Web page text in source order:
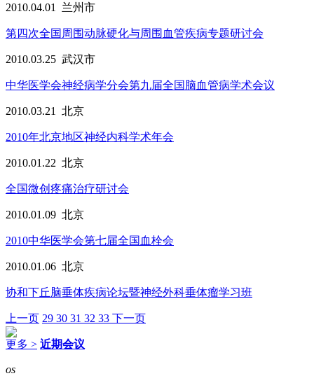
2010.04.01 兰州市
第四次全国周围动脉硬化与周围血管疾病专题研讨会
2010.03.25 武汉市
中华医学会神经病学分会第九届全国脑血管病学术会议
2010.03.21 北京
2010年北京地区神经内科学术年会
2010.01.22 北京
全国微创疼痛治疗研讨会
2010.01.09 北京
2010中华医学会第七届全国血栓会
2010.01.06 北京
协和下丘脑垂体疾病论坛暨神经外科垂体瘤学习班
上一页 29 30 31 32 33 下一页
更多 > 近期会议
os